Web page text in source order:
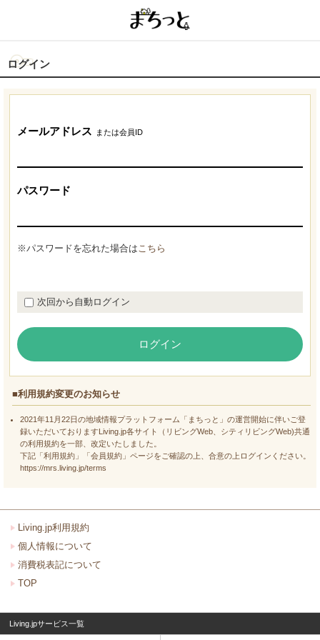
ログイン
メールアドレス または会員ID
パスワード
※パスワードを忘れた場合はこちら
次回から自動ログイン
ログイン
■利用規約変更のお知らせ
2021年11月22日の地域情報プラットフォーム「まちっと」の運営開始に伴いご登
録いただいておりますLiving.jp各サイト（リビングWeb、シティリビングWeb)共通
の利用規約を一部、改定いたしました。
下記「利用規約」「会員規約」ページをご確認の上、合意の上ログインください。
https://mrs.living.jp/terms
Living.jp利用規約
個人情報について
消費税表記について
TOP
Living.jpサービス一覧